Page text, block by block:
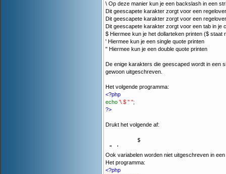
\ Op deze manier kun je een backslash in een
Dit geescapete karakter zorgt voor een
Dit geescapete karakter zorgt voor een
Dit geescapete karakter zorgt voor een tab in je
$ Hiermee kun je het dollarteken printen ($ staat
' Hiermee kun je een single quote printen
" Hiermee kun je een double quote printen
De enige karakters die geescaped wordt in een
gewoon uitgeschreven.
Het volgende programma:
<?php
echo '\ $ " '';
?>
Drukt het volgende af:
" '
Ook variabelen worden niet uitgeschreven in
Het programma:
<?php